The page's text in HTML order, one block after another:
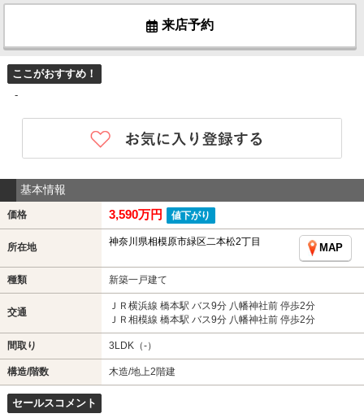
来店予約
ここがおすすめ！
-
基本情報
価格 3,590万円 値下がり
所在地 神奈川県相模原市緑区二本松2丁目
MAP
種類 新築一戸建て
交通
ＪＲ横浜線 橋本駅 バス9分 八幡神社前 停歩2分
ＪＲ相模線 橋本駅 バス9分 八幡神社前 停歩2分
間取り 3LDK（-）
構造/階数 木造/地上2階建
セールスコメント